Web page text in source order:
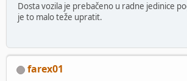
Dosta vozila je prebačeno u radne jedinice
je to malo teže upratit.
farex01